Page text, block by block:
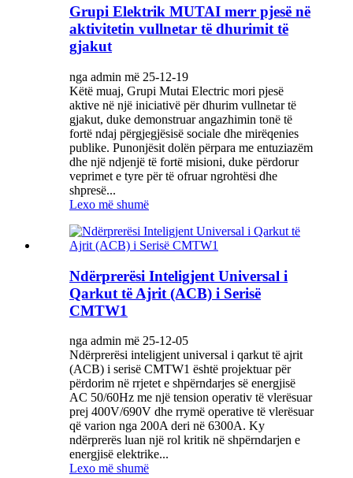
Grupi Elektrik MUTAI merr pjesë në
aktivitetin vullnetar të dhurimit të
gjakut
nga admin më 25-12-19
Këtë muaj, Grupi Mutai Electric mori pjesë
aktive në një iniciativë për dhurim vullnetar të
gjakut, duke demonstruar angazhimin tonë të
fortë ndaj përgjegjësisë sociale dhe mirëqenies
publike. Punonjësit dolën përpara me entuziazëm
dhe një ndjenjë të fortë misioni, duke përdorur
veprimet e tyre për të ofruar ngrohtësi dhe
shpresë...
Lexo më shumë
Ndërprerësi Inteligjent Universal i
Qarkut të Ajrit (ACB) i Serisë
CMTW1
nga admin më 25-12-05
Ndërprerësi inteligjent universal i qarkut të ajrit
(ACB) i serisë CMTW1 është projektuar për
përdorim në rrjetet e shpërndarjes së energjisë
AC 50/60Hz me një tension operativ të vlerësuar
prej 400V/690V dhe rrymë operative të vlerësuar
që varion nga 200A deri në 6300A. Ky
ndërprerës luan një rol kritik në shpërndarjen e
energjisë elektrike...
Lexo më shumë